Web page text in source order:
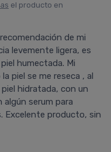
el producto en
de mi
levemente ligera, es
humectada. Mi
piel se me reseca , al
hidratada, con un
algún serum para
Excelente producto, sin